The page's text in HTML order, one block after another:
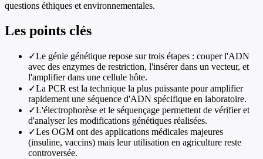
questions éthiques et environnementales.
Les points clés
✓Le génie génétique repose sur trois étapes : couper l'ADN
avec des enzymes de restriction, l'insérer dans un vecteur, et
l'amplifier dans une cellule hôte.
✓La PCR est la technique la plus puissante pour amplifier
rapidement une séquence d'ADN spécifique en laboratoire.
✓L'électrophorèse et le séquençage permettent de vérifier et
d'analyser les modifications génétiques réalisées.
✓Les OGM ont des applications médicales majeures
(insuline, vaccins) mais leur utilisation en agriculture reste
controversée.